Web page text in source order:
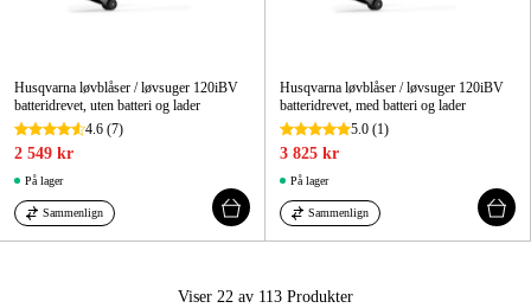
Husqvarna løvblåser / løvsuger 120iBV
batteridrevet, uten batteri og lader
4.6 (7)
2 549 kr
På lager
Sammenlign
Husqvarna løvblåser / løvsuger 120iBV
batteridrevet, med batteri og lader
5.0 (1)
3 825 kr
På lager
Sammenlign
Viser 22 av 113 Produkter